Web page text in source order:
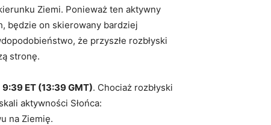
Ziemi. Ponieważ ten aktywny
będzie on skierowany bardziej
że przyszłe rozbłyski
stronę.
9:39 ET (13:39 GMT). Chociaż rozbłyski
aktywności Słońca:
na Ziemię.